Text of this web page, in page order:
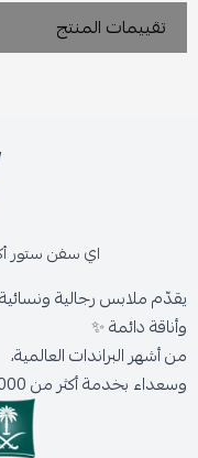
تقييمات المنتج
اي سفن ستور
يقدّم ملابس رجالية
وأناقة دائمة ✨
من أشهر البراندات العالمية،
وسعداء بخدمة أكثر من 300,000 عميل حول المملكة.